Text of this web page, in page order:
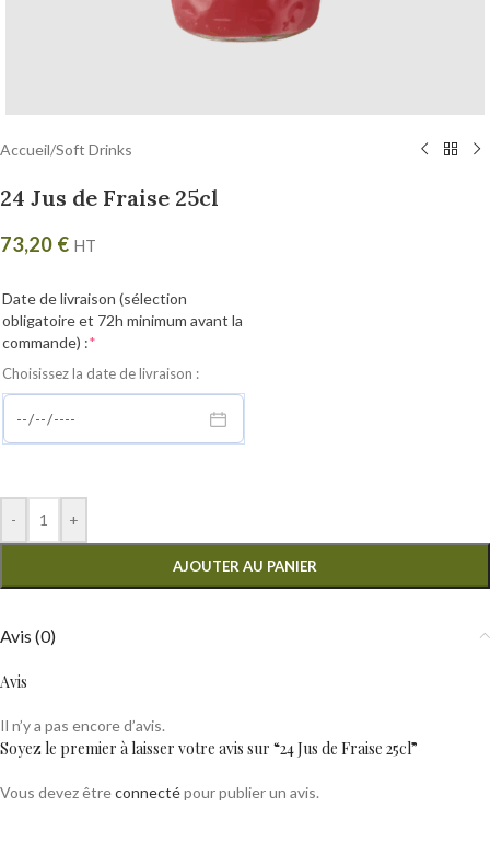
Accueil/Soft Drinks
24 Jus de Fraise 25cl
73,20 € HT
Date de livraison (sélection
obligatoire et 72h minimum avant la
commande) :*
Choisissez la date de livraison :
- +
AJOUTER AU PANIER
Avis (0)
Avis
Il n’y a pas encore d’avis.
Soyez le premier à laisser votre avis sur “24 Jus de Fraise 25cl”
Vous devez êtreconnectépour publier un avis.